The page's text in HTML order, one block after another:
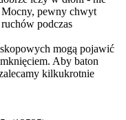
pewny chwyt
podczas
mogą pojawić
Aby baton
kilkukrotnie